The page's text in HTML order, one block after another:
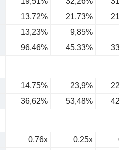
13,72% 21,73%
13,23% 9,85%
96,46% 45,33%
14,75% 23,9%
36,62% 53,48%
0,76x 0,25x